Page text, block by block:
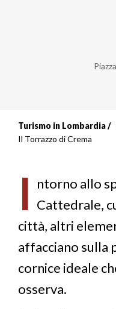
Briciole
pane
Turismo in Lombardia
Il Torrazzo di Crema
I ntorno allo
Cattedrale,
città, altri
affacciano sulla
cornice ideale
osserva.